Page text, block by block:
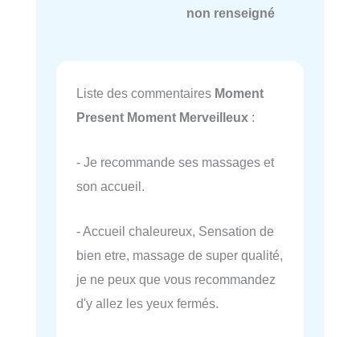
non renseigné
Liste des commentaires Moment
Present Moment Merveilleux :
- Je recommande ses massages et
son accueil.
- Accueil chaleureux, Sensation de
bien etre, massage de super qualité,
je ne peux que vous recommandez
d'y allez les yeux fermés.